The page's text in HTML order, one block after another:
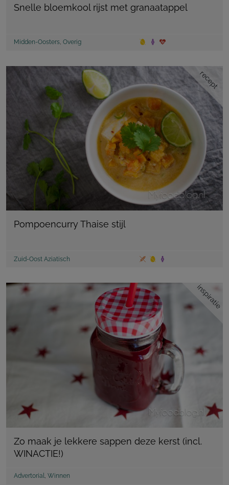
Snelle bloemkool rijst met granaatappel
Midden-Oosters, Overig
recept
Pompoencurry Thaise stijl
Zuid-Oost Aziatisch
inspiratie
Zo maak je lekkere sappen deze kerst (incl.
WINACTIE!)
Advertorial, Winnen